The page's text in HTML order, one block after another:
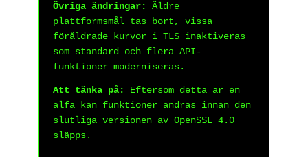
Övriga ändringar:
Äldre
plattformsmål tas bort, vissa
föråldrade kurvor i TLS inaktiveras
som standard och flera API-
funktioner moderniseras.
Att tänka på:
Eftersom detta är en
alfa kan funktioner ändras innan den
slutliga versionen av OpenSSL 4.0
släpps.